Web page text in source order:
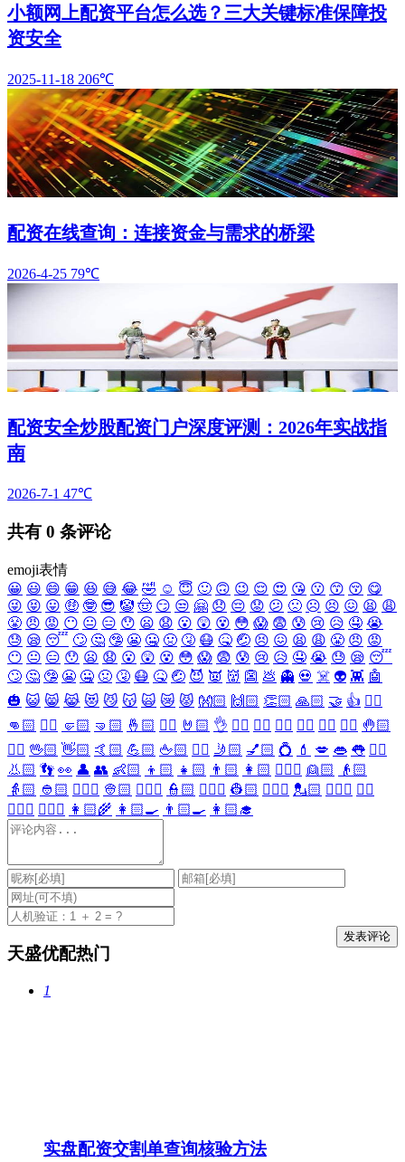
小额网上配资平台怎么选？三大关键标准保障投
资安全
2025-11-18 206℃
配资在线查询：连接资金与需求的桥梁
2026-4-25 79℃
配资安全炒股配资门户深度评测：2026年实战指
南
2026-7-1 47℃
共有 0 条评论
emoji表情
😀 😃 😄 😁 😆 😅 😂 🤣 ☺️ 😇 🙂 🙃 😉 😌 😍 😘 😗 😙 😚 😋
😜 😝 😛 🤑 🤓 😎 🤡 🤠 😏 😒 🤗 😞 😔 😟 😕 🙁 ☹️ 😣 😖 😫 😩
😤 😠 😡 😶 😐 😑 😯 😦 😧 😮 😲 😵 😳 😱 😨 😰 😢 😥 🤤 😭
😓 😪 😴 🙄 🤔 🤥 😬 🤐 🤢 🤧 😷 🤒 🤕 😣 😖 😫 😩 😤 😠 😡
😶 😐 😑 😯 😦 😧 😮 😲 😵 😳 😱 😨 😰 😢 😥 🤤 😭 😓 😪 😴
🙄 🤔 🤥 😬 🤐 🤢 🤧 😷 🤒 🤕 😈 👿 👹 👺 💩 👻 💀 ☠️ 👽 👾 🤖
🎃 😺 😸 😹 😻 😼 😽 🙀 😿 😾 👐🏻 🙌🏻 👏🏻 🙏🏻 🤝 👍 👎🏻
👊🏻 ✊🏻 🤛🏻 🤜🏻 🤞🏻 ✌🏻 🤘🏻 👌 👈🏻 👉🏻 👆🏻 👇🏻 ☝🏻 ✋🏻 🤚🏻
🖐🏻 🖖🏻 👋🏻 🤙🏻 💪🏻 🖕🏻 ✍🏻 🤳🏻 💅🏻 💍 💄 💋 👄 👅 👂🏻
👃🏻 👣 👀 👤 👥 👶🏻 👦🏻 👧🏻 👨🏻 👩🏻 👱🏻‍♀️ 👱🏻
👴🏻
👵🏻 👲🏻 👳🏻‍♀️ 👳🏻 👮🏻‍♀️ 👮🏻 👷🏻‍♀️ 👷🏻 💂🏻‍♀️ 💂🏻 🕵🏻‍♀️ 🕵🏻
👩🏻‍⚕️ 👨🏻‍⚕️ 👩🏻‍🌾 👩🏻‍🍳 👨🏻‍🍳 👩🏻‍🎓
天盛优配热门
1
实盘配资交割单查询核验方法